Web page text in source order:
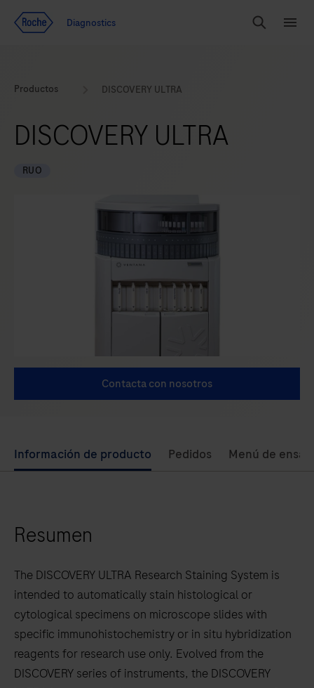
Diagnostics
Buscar
Productos DISCOVERY ULTRA
DISCOVERY ULTRA
RUO
Contacta con nosotros
Use
left
arrow
to
scroll
between
the
tabs
Información de producto Pedidos Menú de
Resumen
The DISCOVERY ULTRA Research Staining System is
intended to automatically stain histological or
cytological specimens on microscope slides with
specific immunohistochemistry or in situ hybridization
reagents for research use only. Evolved from the
DISCOVERY series of instruments, the DISCOVERY